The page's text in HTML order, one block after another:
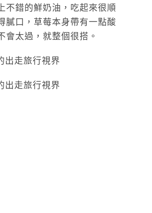
不錯的鮮奶油，吃起來很順
膩口，草莓本身帶有一點酸
會太過，就整個很搭。